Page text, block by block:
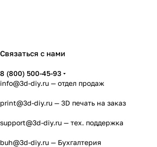
Связаться с нами
8 (800) 500-45-93
info@3d-diy.ru — отдел продаж
print@3d-diy.ru — 3D печать на заказ
support@3d-diy.ru — тех. поддержка
buh@3d-diy.ru — Бухгалтерия